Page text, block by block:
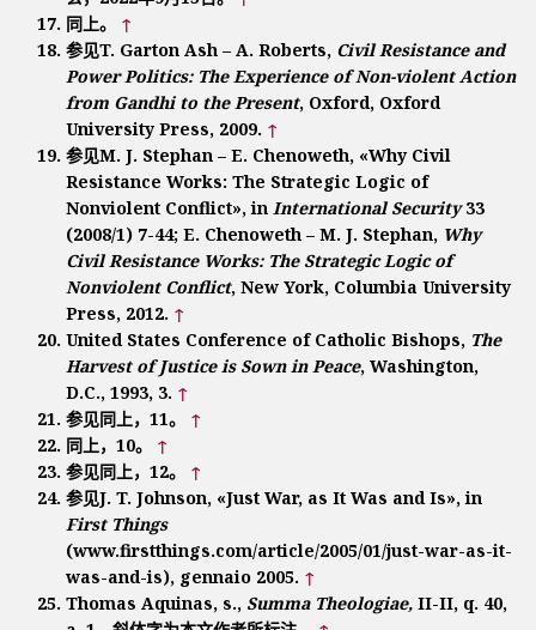
同上。 ↑
参见T. Garton Ash – A. Roberts, Civil Resistance and
Power Politics: The Experience of Non-violent Action
from Gandhi to the Present, Oxford, Oxford
University Press, 2009. ↑
参见M. J. Stephan – E. Chenoweth, «Why Civil
Resistance Works: The Strategic Logic of
Nonviolent Conflict», in International Security33
(2008/1) 7-44; E. Chenoweth – M. J. Stephan, Why
Civil Resistance Works: The Strategic Logic of
Nonviolent Conflict, New York, Columbia University
Press, 2012. ↑
United States Conference of Catholic Bishops, The
Harvest of Justice is Sown in Peace, Washington,
D.C., 1993, 3. ↑
参见同上，11。 ↑
同上，10。 ↑
参见同上，12。 ↑
参见J. T. Johnson, «Just War, as It Was and Is», in
First Things
(www.firstthings.com/article/2005/01/just-war-as-it-
was-and-is), gennaio 2005. ↑
Thomas Aquinas, s., Summa Theologiae, II-II, q. 40,